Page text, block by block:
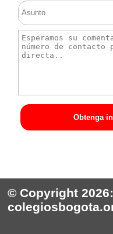
Obtenga
© Copyright 2026: